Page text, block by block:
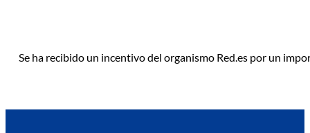
Se ha recibido un incentivo del organismo Red.es por un